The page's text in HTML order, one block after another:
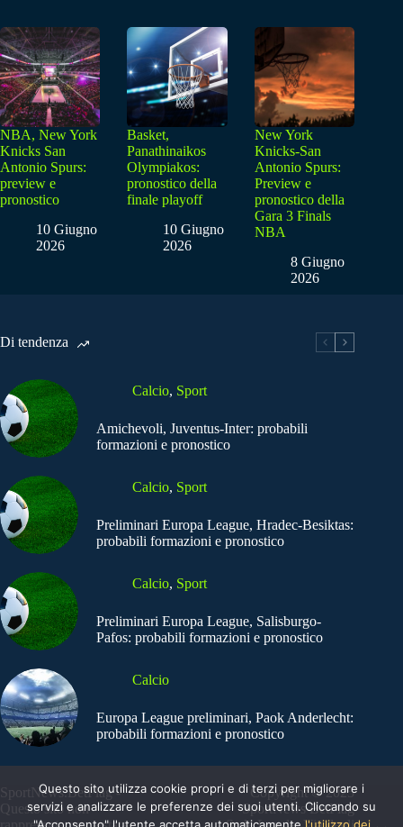
NBA, New York
Knicks San
Antonio Spurs:
preview e
pronostico
10 Giugno
2026
Basket,
Panathinaikos
Olympiakos:
pronostico della
finale playoff
10 Giugno
2026
New York
Knicks-San
Antonio Spurs:
Preview e
pronostico della
Gara 3 Finals
NBA
8 Giugno
2026
Di tendenza
Calcio, Sport
Amichevoli, Juventus-Inter: probabili
formazioni e pronostico
Calcio, Sport
Preliminari Europa League, Hradec-Besiktas:
probabili formazioni e pronostico
Calcio, Sport
Preliminari Europa League, Salisburgo-
Pafos: probabili formazioni e pronostico
Calcio
Europa League preliminari, Paok Anderlecht:
probabili formazioni e pronostico
SportNews.BetFlag -
Questo sito non
Copyright © 2025
SportNews BetFlag
Questo sito utilizza cookie propri e di terzi per migliorare i
servizi e analizzare le preferenze dei suoi utenti. Cliccando su